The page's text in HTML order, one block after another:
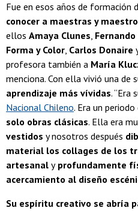
Fue en esos años de formación
conocer a maestras y
ellos Amaya Clunes,
Forma y Color, Carlos Donaire
profesora también a María
menciona. Con ella vivió una de
aprendizaje más vívidas. “Era
Nacional Chileno. Era un
solo obras clásicas. Ella era
vestidos y nosotros después
material los collages de los
artesanal yprofundamente
acercamiento al diseño
Su espíritu creativo se abría